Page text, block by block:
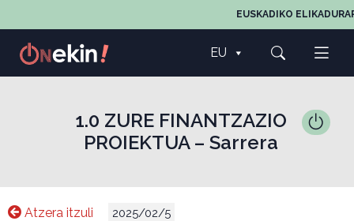
EUSKADIKO
EU
1.0 ZURE FINANTZAZIO
PROIEKTUA – Sarrera
Atzera itzuli 2025/02/5